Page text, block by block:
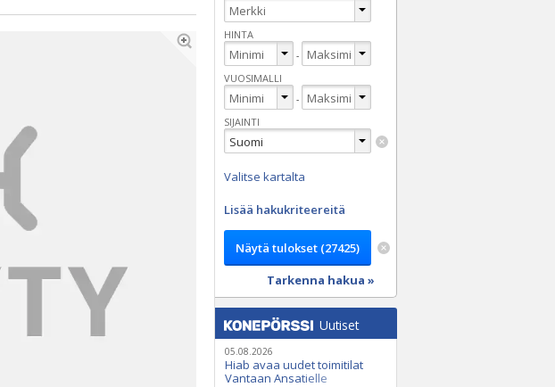
HINTA
-
VUOSIMALLI
-
SIJAINTI
Valitse kartalta
Lisää hakukriteereitä
Tarkenna hakua »
Uutiset
05.08.2026
Hiab avaa uudet toimitilat
Vantaan Ansatielle